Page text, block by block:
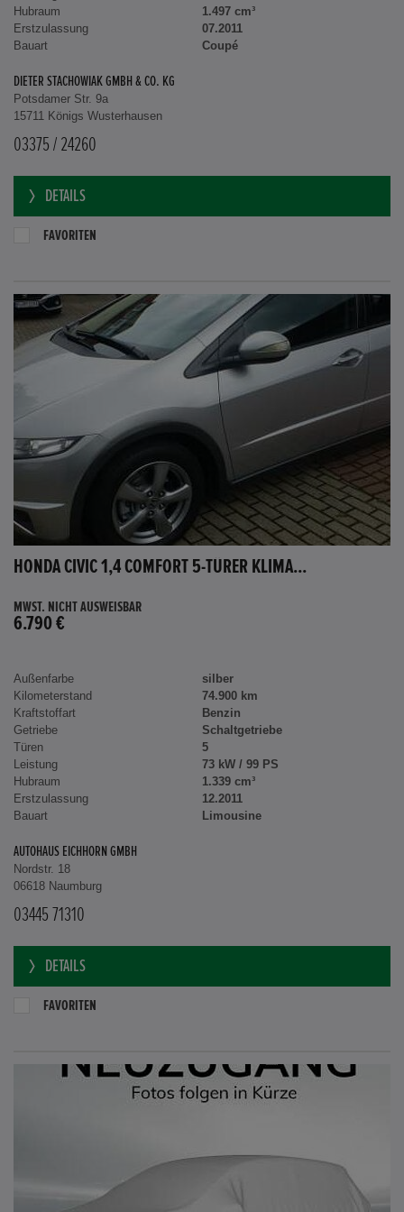
Hubraum
1.497 cm³
Erstzulassung
07.2011
Bauart
Coupé
DIETER STACHOWIAK GMBH & CO. KG
Potsdamer Str. 9a
15711 Königs Wusterhausen
03375 / 24260
DETAILS
FAVORITEN
HONDA CIVIC 1,4 COMFORT 5-TÜRER KLIMA...
MWST. NICHT AUSWEISBAR
6.790 €
Außenfarbe
silber
Kilometerstand
74.900 km
Kraftstoffart
Benzin
Getriebe
Schaltgetriebe
Türen
5
Leistung
73 kW / 99 PS
Hubraum
1.339 cm³
Erstzulassung
12.2011
Bauart
Limousine
AUTOHAUS EICHHORN GMBH
Nordstr. 18
06618 Naumburg
03445 71310
DETAILS
FAVORITEN